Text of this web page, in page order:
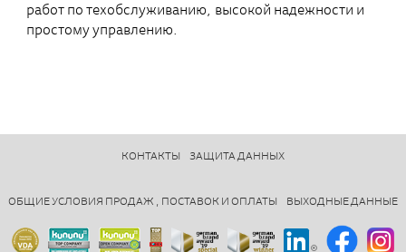
работ по техобслуживанию, высокой надежности и
простому управлению.
КОНТАКТЫ ЗАЩИТА ДАННЫХ
ОБЩИЕ УСЛОВИЯ ПРОДАЖ , ПОСТАВОК И ОПЛАТЫ ВЫХОДНЫЕ ДАННЫЕ